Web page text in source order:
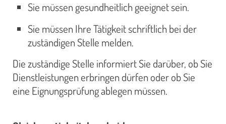
Sie müssen gesundheitlich geeignet sein.
Sie müssen Ihre Tätigkeit schriftlich bei der
zuständigen Stelle melden.
Die zuständige Stelle informiert Sie darüber, ob Sie
Dienstleistungen erbringen dürfen oder ob Sie
eine Eignungsprüfung ablegen müssen.